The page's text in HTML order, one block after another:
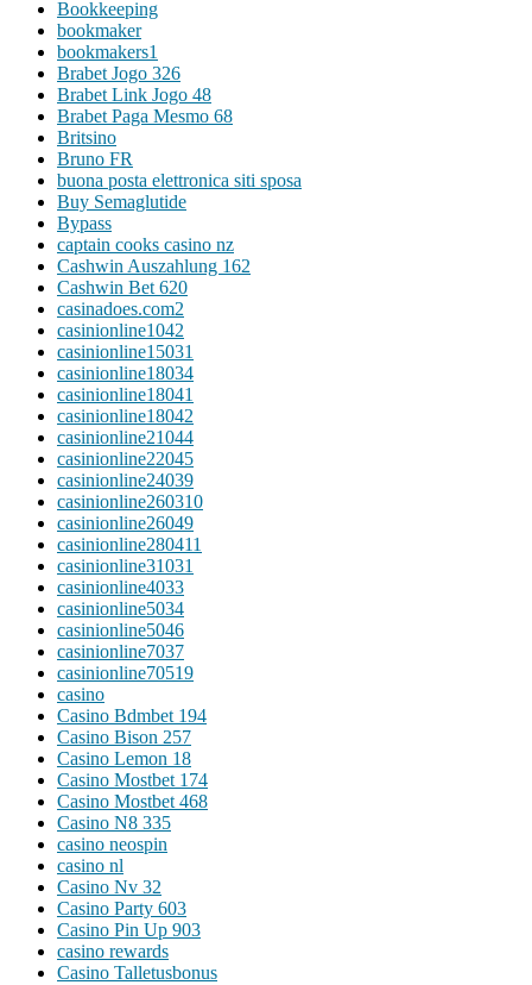
Bookkeeping
bookmaker
bookmakers1
Brabet Jogo 326
Brabet Link Jogo 48
Brabet Paga Mesmo 68
Britsino
Bruno FR
buona posta elettronica siti sposa
Buy Semaglutide
Bypass
captain cooks casino nz
Cashwin Auszahlung 162
Cashwin Bet 620
casinadoes.com2
casinionline1042
casinionline15031
casinionline18034
casinionline18041
casinionline18042
casinionline21044
casinionline22045
casinionline24039
casinionline260310
casinionline26049
casinionline280411
casinionline31031
casinionline4033
casinionline5034
casinionline5046
casinionline7037
casinionline70519
casino
Casino Bdmbet 194
Casino Bison 257
Casino Lemon 18
Casino Mostbet 174
Casino Mostbet 468
Casino N8 335
casino neospin
casino nl
Casino Nv 32
Casino Party 603
Casino Pin Up 903
casino rewards
Casino Talletusbonus